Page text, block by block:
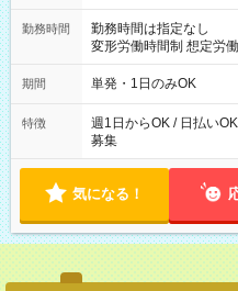
勤務時間
勤務時間は指定なし
変形労働時間制 想定労働時間160時間
～21：00
期間 単発・1日のみOK
特徴
週1日からOK / 日払い
募集
気になる！